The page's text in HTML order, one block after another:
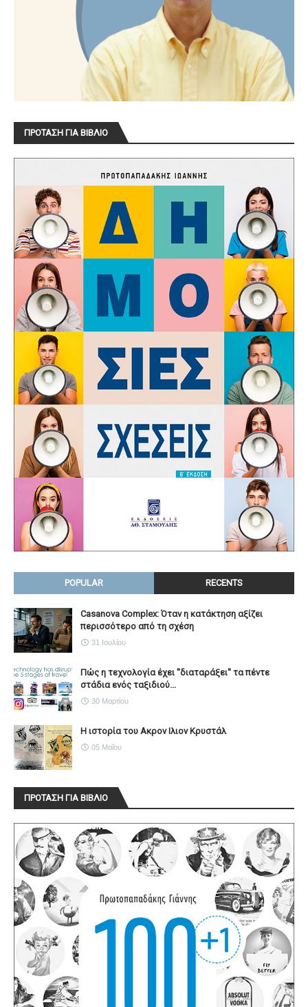
ΠΡΟΤΑΣΗ ΓΙΑ ΒΙΒΛΙΟ
POPULAR RECENTS
Casanova Complex: Όταν η κατάκτηση αξίζει
περισσότερο από τη σχέση
31 Ιουλίου
Πώς η τεχνολογία έχει ''διαταράξει'' τα πέντε
στάδια ενός ταξιδιού...
30 Μαρτίου
Η ιστορία του Ακρον Ιλιον Κρυστάλ
05 Μαΐου
ΠΡΟΤΑΣΗ ΓΙΑ ΒΙΒΛΙΟ